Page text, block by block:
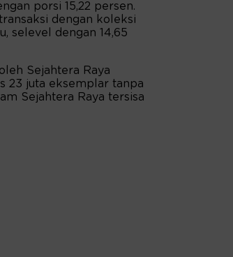
porsi 15,22 persen.
dengan koleksi
selevel dengan 14,65
Sejahtera Raya
23 juta eksemplar tanpa
Sejahtera Raya tersisa